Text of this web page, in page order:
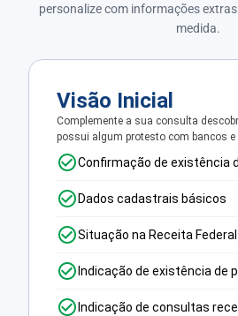
personalize com informações
medida.
Visão Inicial
Complemente a sua consulta
possui algum protesto com bancos e
Confirmação de existência
Dados cadastrais básicos
Situação na Receita Federal
Indicação de existência de
Indicação de consultas